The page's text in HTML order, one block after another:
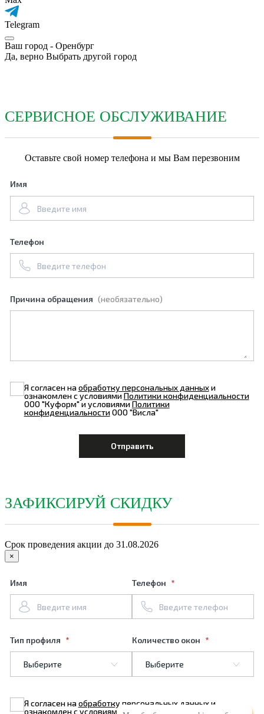
Telegram
Ваш город - Оренбург
Да, верно Выбрать другой город
СЕРВИСНОЕ ОБСЛУЖИВАНИЕ
Оставьте свой номер телефона и мы Вам перезвоним
Имя
Телефон
Причина обращения (необязательно)
Я согласен наобработку персональных данныхи
ознакомлен с условиямиПолитики конфиденциальности
ООО "Куформ" и условиямиПолитики
конфиденциальностиООО "Висла"
ЗАФИКСИРУЙ СКИДКУ
Срок проведения акции до 31.08.2026
×
Имя Телефон
Тип профиля Количество окон
Я согласен наобработку персональных данныхи
ознакомлен с условиямиПолитики конфиденциальности